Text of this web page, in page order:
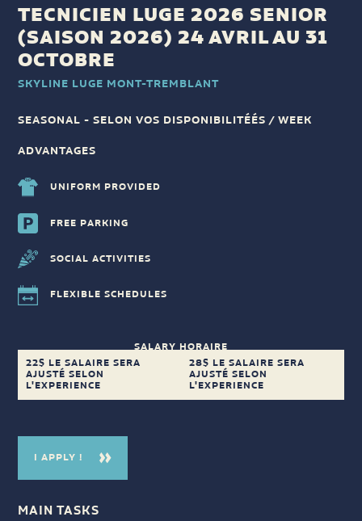
TECNICIEN LUGE 2026 SENIOR
(SAISON 2026) 24 AVRIL AU 31
OCTOBRE
SKYLINE LUGE MONT-TREMBLANT
SEASONAL - SELON VOS DISPONIBILITÉÉS / WEEK
ADVANTAGES
UNIFORM PROVIDED
FREE PARKING
SOCIAL ACTIVITIES
FLEXIBLE SCHEDULES
22$ LE SALAIRE SERA
AJUSTÉ SELON
L'EXPERIENCE
28$ LE SALAIRE SERA
AJUSTÉ SELON
L'EXPERIENCE
SALARY HORAIRE
I APPLY !
MAIN TASKS